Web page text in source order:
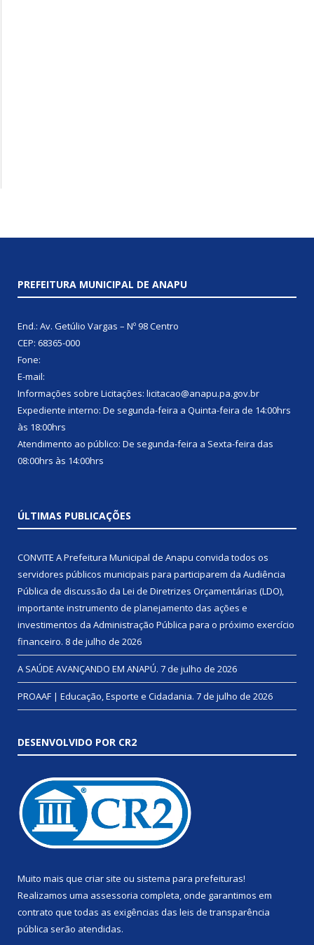
PREFEITURA MUNICIPAL DE ANAPU
End.: Av. Getúlio Vargas – Nº 98 Centro
CEP: 68365-000
Fone:
E-mail:
Informações sobre Licitações: licitacao@anapu.pa.gov.br
Expediente interno: De segunda-feira a Quinta-feira de 14:00hrs
às 18:00hrs
Atendimento ao público: De segunda-feira a Sexta-feira das
08:00hrs às 14:00hrs
ÚLTIMAS PUBLICAÇÕES
CONVITE A Prefeitura Municipal de Anapu convida todos os
servidores públicos municipais para participarem da Audiência
Pública de discussão da Lei de Diretrizes Orçamentárias (LDO),
importante instrumento de planejamento das ações e
investimentos da Administração Pública para o próximo exercício
financeiro. 8 de julho de 2026
A SAÚDE AVANÇANDO EM ANAPÚ. 7 de julho de 2026
PROAAF | Educação, Esporte e Cidadania. 7 de julho de 2026
DESENVOLVIDO POR CR2
Muito mais que criar site ou sistema para prefeituras!
Realizamos uma assessoria completa, onde garantimos em
contrato que todas as exigências das leis de transparência
pública serão atendidas.